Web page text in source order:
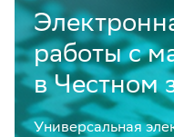
работы с
в Честном
Универсальная